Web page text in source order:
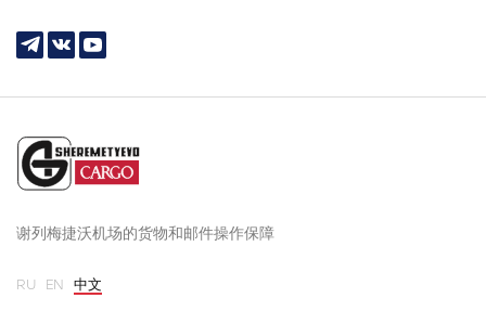
谢列梅捷沃机场的货物和邮件操作保障
RU EN 中文